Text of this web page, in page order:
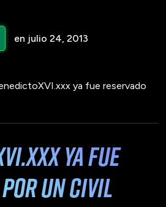
en julio 24, 2013
ya fue reservado
ya fue
un civil